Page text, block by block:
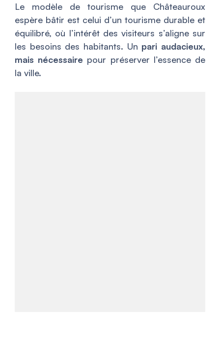
Le modèle de tourisme que Châteauroux
espère bâtir est celui d’un tourisme durable et
équilibré, où l’intérêt des visiteurs s’aligne sur
les besoins des habitants. Un pari audacieux,
mais nécessaire pour préserver l’essence de
la ville.